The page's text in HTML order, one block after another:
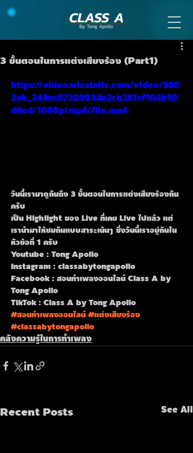
3 ขั้นตอนในการแต่งเสียงร้อง (Part1)
https://video.wixstatic.com/video/988
2ab_348ac87320034a2cb281cf104b98
d6ed/1080p/mp4/file.mp4
วันนี้เรามาดูกันถึง 3 ขั้นตอนในการแต่งเสียงร้องกัน
ครับ
เป็น Highlight ของ Live ที่เคย Live ไปแล้ว แต่
เรานำมาให้ชมกันแบบสาระเน้นๆ ซึ่งวันนี้เราอยู่กันใน
หัวข้อที่ 1 ครับ
Youtube : Tong Apollo
Instagram : classabytongapollo
Facebook : สอนทำเพลงออนไลน์ Class A by
Tong Apollo
TikTok : Class A by Tong Apollo
#สอนทำเพลงออนไลน์ #แต่งเสียงร้อง
#classabytongapollo
คลังความรู้ในการทำเพลง
Recent Posts See All